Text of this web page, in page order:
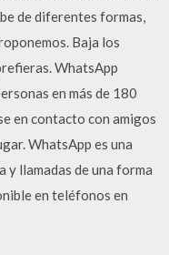
de diferentes formas,
Baja los
WhatsApp
en más de 180
en contacto con amigos
WhatsApp es una
llamadas de una forma
en teléfonos en